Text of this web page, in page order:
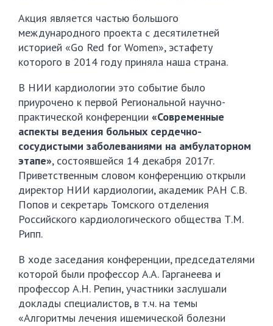
Акция является частью большого
международного проекта с десятилетней
историей «Go Red for Women», эстафету
которого в 2014 году приняла наша страна.
В НИИ кардиологии это событие было
приурочено к первой Региональной научно-
практической конференции «Современные
аспекты ведения больных сердечно-
сосудистыми заболеваниями на амбулаторном
этапе», состоявшейся 14 декабря 2017г.
Приветственным словом конференцию открыли
директор НИИ кардиологии, академик РАН С.В.
Попов и секретарь Томского отделения
Российского кардиологического общества Т.М.
Рипп.
В ходе заседания конференции, председателями
которой были профессор А.А. Гарганеева и
профессор А.Н. Репин, участники заслушали
доклады специалистов, в т.ч. на темы
«Алгоритмы лечения ишемической болезни